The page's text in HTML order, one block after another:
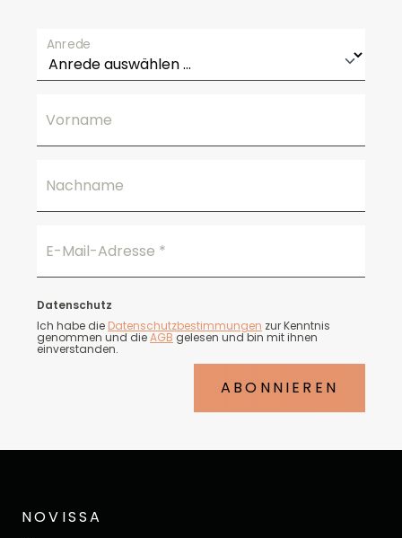
Anrede
Vorname
Nachname
E-Mail-Adresse *
Datenschutz
Ich habe die Datenschutzbestimmungen zur Kenntnis
genommen und dieAGB gelesen und bin mit ihnen
einverstanden.
ABONNIEREN
NOVISSA